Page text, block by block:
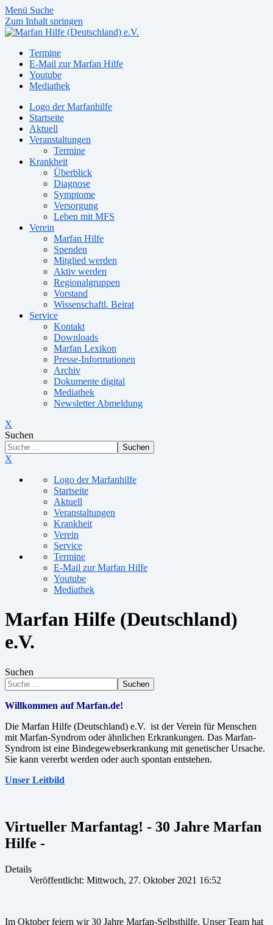
Menü Suche
Zum Inhalt springen
Termine
E-Mail zur Marfan Hilfe
Youtube
Mediathek
Logo der Marfanhilfe
Startseite
Aktuell
Veranstaltungen
Termine
Krankheit
Überblick
Diagnose
Symptome
Versorgung
Leben mit MFS
Verein
Marfan Hilfe
Spenden
Mitglied werden
Aktiv werden
Regionalgruppen
Vorstand
Wissenschaftl. Beirat
Service
Kontakt
Downloads
Marfan Lexikon
Presse-Informationen
Archiv
Dokumente digital
Mediathek
Newsletter Abmeldung
X
Suchen
Suchen
X
Logo der Marfanhilfe
Startseite
Aktuell
Veranstaltungen
Krankheit
Verein
Service
Termine
E-Mail zur Marfan Hilfe
Youtube
Mediathek
Marfan Hilfe (Deutschland)
e.V.
Suchen
Suchen
Willkommen auf Marfan.de!
Die Marfan Hilfe (Deutschland) e.V. ist der Verein für Menschen
mit Marfan-Syndrom oder ähnlichen Erkrankungen. Das Marfan-
Syndrom ist eine Bindegewebserkrankung mit genetischer Ursache.
Sie kann vererbt werden oder auch spontan entstehen.
Unser Leitbild
Virtueller Marfantag! - 30 Jahre Marfan
Hilfe -
Details
Veröffentlicht: Mittwoch, 27. Oktober 2021 16:52
Im Oktober feiern wir 30 Jahre Marfan-Selbsthilfe. Unser Team hat